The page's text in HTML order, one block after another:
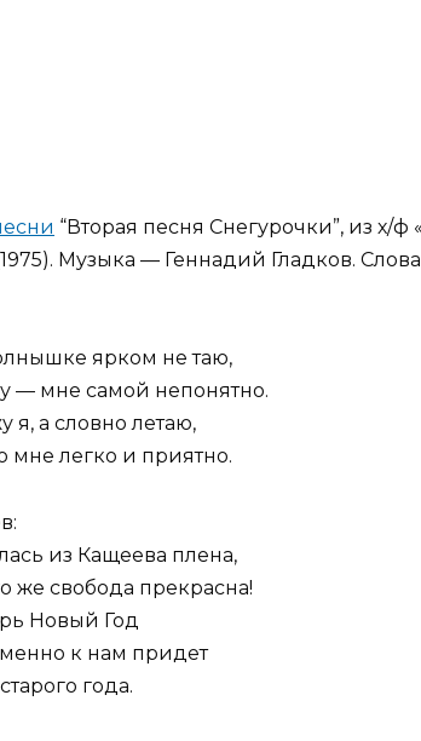
“Вторая песня Снегурочки”, из
Музыка — Геннадий Гладков.
ярком не таю,
— мне самой непонятно.
я, а словно летаю,
мне легко и приятно.
из Кащеева плена,
же свобода прекрасна!
Новый Год
к нам придет
года.